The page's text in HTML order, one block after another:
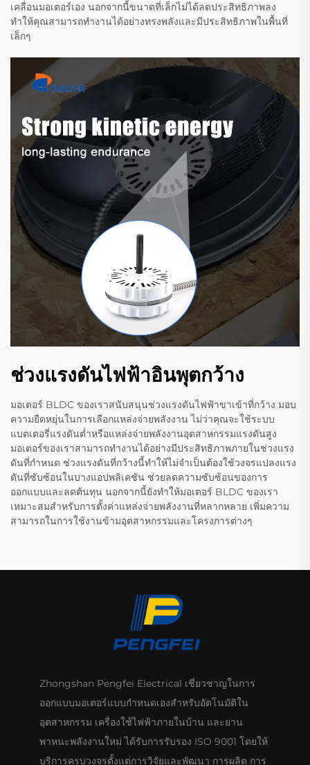
เคลื่อนมอเตอร์เอง นอกจากนี้ขนาดที่เล็กไม่ได้ลดประสิทธิภาพลง
ทำให้คุณสามารถทำงานได้อย่างทรงพลังและมีประสิทธิภาพในพื้นที่
เล็กๆ
ช่วงแรงดันไฟฟ้าอินพุตกว้าง
มอเตอร์ BLDC ของเราสนับสนุนช่วงแรงดันไฟฟ้าขาเข้าที่กว้าง มอบ
ความยืดหยุ่นในการเลือกแหล่งจ่ายพลังงาน ไม่ว่าคุณจะใช้ระบบ
แบตเตอรี่แรงดันต่ำหรือแหล่งจ่ายพลังงานอุตสาหกรรมแรงดันสูง
มอเตอร์ของเราสามารถทำงานได้อย่างมีประสิทธิภาพภายในช่วงแรง
ดันที่กำหนด ช่วงแรงดันที่กว้างนี้ทำให้ไม่จำเป็นต้องใช้วงจรแปลงแรง
ดันที่ซับซ้อนในบางแอปพลิเคชัน ช่วยลดความซับซ้อนของการ
ออกแบบและลดต้นทุน นอกจากนี้ยังทำให้มอเตอร์ BLDC ของเรา
เหมาะสมสำหรับการตั้งค่าแหล่งจ่ายพลังงานที่หลากหลาย เพิ่มความ
สามารถในการใช้งานข้ามอุตสาหกรรมและโครงการต่างๆ
Zhongshan Pengfei Electrical เชี่ยวชาญในการ
ออกแบบมอเตอร์แบบกำหนดเองสำหรับอัตโนมัติใน
อุตสาหกรรม เครื่องใช้ไฟฟ้าภายในบ้าน และยาน
พาหนะพลังงานใหม่ ได้รับการรับรอง ISO 9001 โดยให้
บริการครบวงจรตั้งแต่การวิจัยและพัฒนา การผลิต การ